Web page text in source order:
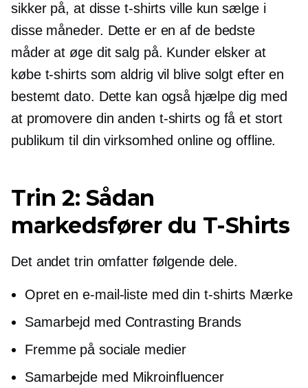
sikker på, at disse t-shirts ville kun sælge i
disse måneder. Dette er en af ​​de bedste
måder at øge dit salg på. Kunder elsker at
købe t-shirtssom aldrig vil blive solgt efter en
bestemt dato. Dette kan også hjælpe dig med
at promovere din anden t-shirtsog få et stort
publikum til din virksomhed online og offline.
Trin 2: Sådan
markedsfører du T-Shirts
Det andet trin omfatter følgende dele.
Opret en e-mail-liste med din t-shirts Mærke
Samarbejd med Contrasting Brands
Fremme på sociale medier
Samarbejde med Mikroinfluencer